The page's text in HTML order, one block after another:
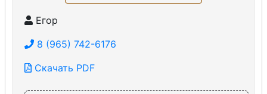
Егор
8 (965) 742-6176
Скачать PDF